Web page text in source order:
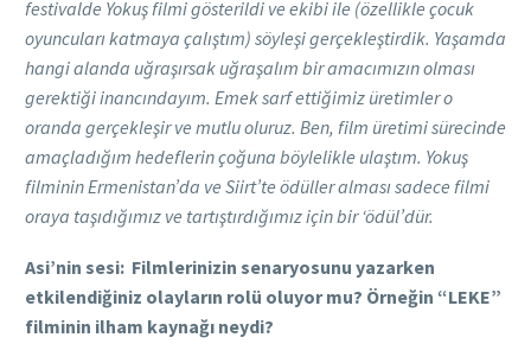
festivalde Yokuş filmi gösterildi ve ekibi ile (özellikle çocuk
oyuncuları katmaya çalıştım) söyleşi gerçekleştirdik. Yaşamda
hangi alanda uğraşırsak uğraşalım bir amacımızın olması
gerektiği inancındayım. Emek sarf ettiğimiz üretimler o
oranda gerçekleşir ve mutlu oluruz. Ben, film üretimi sürecinde
amaçladığım hedeflerin çoğuna böylelikle ulaştım. Yokuş
filminin Ermenistan’da ve Siirt’te ödüller alması sadece filmi
oraya taşıdığımız ve tartıştırdığımız için bir ‘ödül’dür.
Asi’nin sesi: Filmlerinizin senaryosunu yazarken
etkilendiğiniz olayların rolü oluyor mu? Örneğin “LEKE”
filminin ilham kaynağı neydi?